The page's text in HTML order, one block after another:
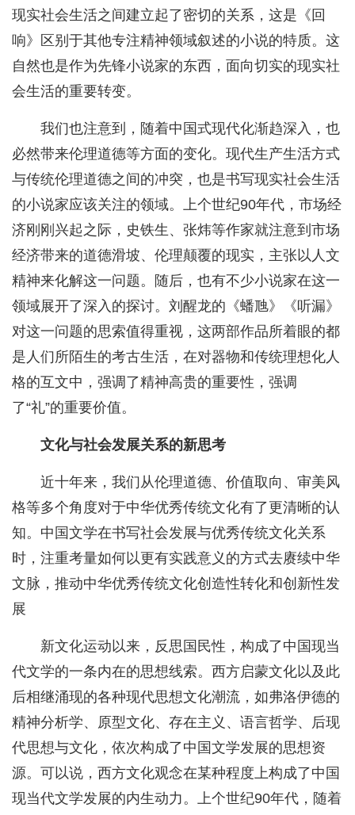
现实社会生活之间建立起了密切的关系，这是《回
响》区别于其他专注精神领域叙述的小说的特质。这
自然也是作为先锋小说家的东西，面向切实的现实社
会生活的重要转变。
我们也注意到，随着中国式现代化渐趋深入，也
必然带来伦理道德等方面的变化。现代生产生活方式
与传统伦理道德之间的冲突，也是书写现实社会生活
的小说家应该关注的领域。上个世纪90年代，市场经
济刚刚兴起之际，史铁生、张炜等作家就注意到市场
经济带来的道德滑坡、伦理颠覆的现实，主张以人文
精神来化解这一问题。随后，也有不少小说家在这一
领域展开了深入的探讨。刘醒龙的《蟠虺》《听漏》
对这一问题的思索值得重视，这两部作品所着眼的都
是人们所陌生的考古生活，在对器物和传统理想化人
格的互文中，强调了精神高贵的重要性，强调
了“礼”的重要价值。
文化与社会发展关系的新思考
近十年来，我们从伦理道德、价值取向、审美风
格等多个角度对于中华优秀传统文化有了更清晰的认
知。中国文学在书写社会发展与优秀传统文化关系
时，注重考量如何以更有实践意义的方式去赓续中华
文脉，推动中华优秀传统文化创造性转化和创新性发
展
新文化运动以来，反思国民性，构成了中国现当
代文学的一条内在的思想线索。西方启蒙文化以及此
后相继涌现的各种现代思想文化潮流，如弗洛伊德的
精神分析学、原型文化、存在主义、语言哲学、后现
代思想与文化，依次构成了中国文学发展的思想资
源。可以说，西方文化观念在某种程度上构成了中国
现当代文学发展的内生动力。上个世纪90年代，随着